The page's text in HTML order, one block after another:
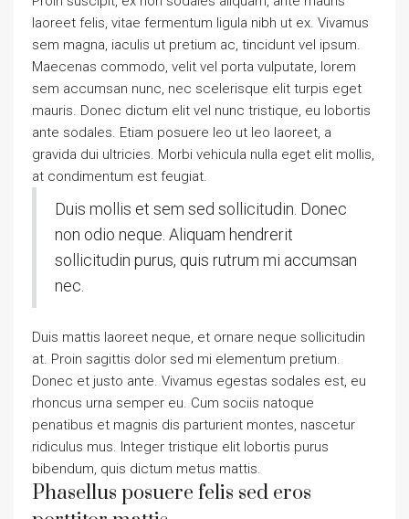
laoreet felis, vitae fermentum ligula nibh ut ex. Vivamus
sem magna, iaculis ut pretium ac, tincidunt vel ipsum.
Maecenas commodo, velit vel porta vulputate, lorem
sem accumsan nunc, nec scelerisque elit turpis eget
mauris. Donec dictum elit vel nunc tristique, eu lobortis
ante sodales. Etiam posuere leo ut leo laoreet, a
gravida dui ultricies. Morbi vehicula nulla eget elit mollis,
at condimentum est feugiat.
Duis mollis et sem sed sollicitudin. Donec
non odio neque. Aliquam hendrerit
sollicitudin purus, quis rutrum mi accumsan
nec.
Duis mattis laoreet neque, et ornare neque sollicitudin
at. Proin sagittis dolor sed mi elementum pretium.
Donec et justo ante. Vivamus egestas sodales est, eu
rhoncus urna semper eu. Cum sociis natoque
penatibus et magnis dis parturient montes, nascetur
ridiculus mus. Integer tristique elit lobortis purus
bibendum, quis dictum metus mattis.
Phasellus posuere felis sed eros